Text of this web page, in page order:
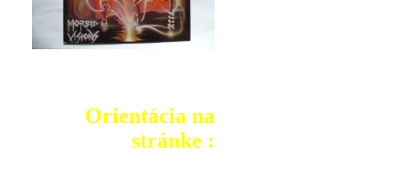
Orientácia na
stránke :